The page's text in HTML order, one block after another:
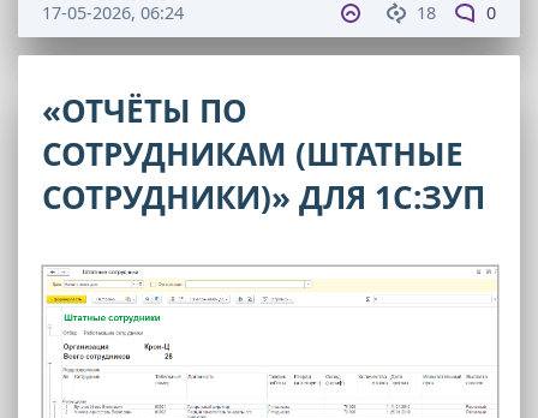
18 0
17-05-2026, 06:24
«ОТЧЁТЫ ПО
СОТРУДНИКАМ (ШТАТНЫЕ
СОТРУДНИКИ)» ДЛЯ 1С:ЗУП